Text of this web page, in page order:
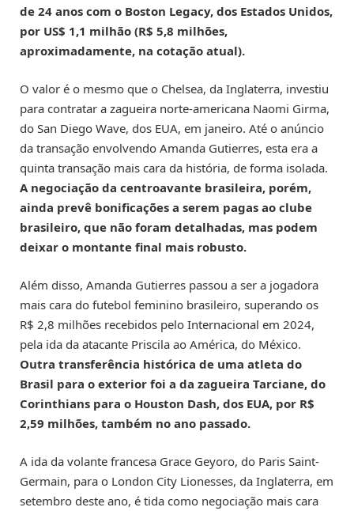
de 24 anos com o Boston Legacy, dos Estados Unidos,
por US$ 1,1 milhão (R$ 5,8 milhões,
aproximadamente, na cotação atual).
O valor é o mesmo que o Chelsea, da Inglaterra, investiu
para contratar a zagueira norte-americana Naomi Girma,
do San Diego Wave, dos EUA, em janeiro. Até o anúncio
da transação envolvendo Amanda Gutierres, esta era a
quinta transação mais cara da história, de forma isolada.
A negociação da centroavante brasileira, porém,
ainda prevê bonificações a serem pagas ao clube
brasileiro, que não foram detalhadas, mas podem
deixar o montante final mais robusto.
Além disso, Amanda Gutierres passou a ser a jogadora
mais cara do futebol feminino brasileiro, superando os
R$ 2,8 milhões recebidos pelo Internacional em 2024,
pela ida da atacante Priscila ao América, do México.
Outra transferência histórica de uma atleta do
Brasil para o exterior foi a da zagueira Tarciane, do
Corinthians para o Houston Dash, dos EUA, por R$
2,59 milhões, também no ano passado.
A ida da volante francesa Grace Geyoro, do Paris Saint-
Germain, para o London City Lionesses, da Inglaterra, em
setembro deste ano, é tida como negociação mais cara